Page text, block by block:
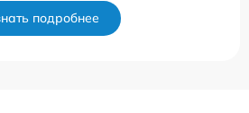
подробнее